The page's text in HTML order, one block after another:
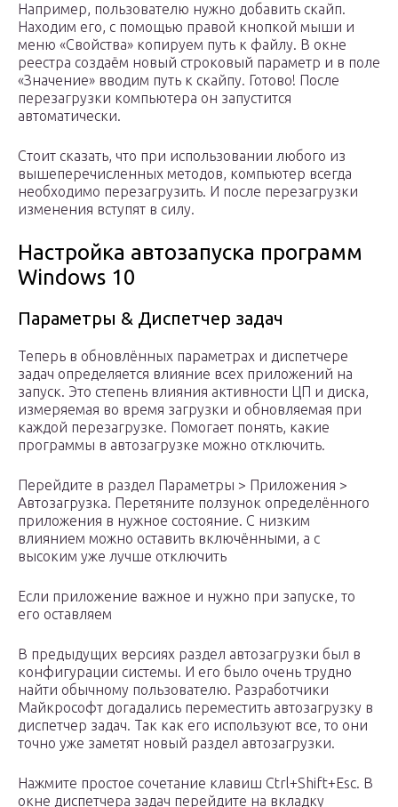
Например, пользователю нужно добавить скайп.
Находим его, с помощью правой кнопкой мыши и
меню «Свойства» копируем путь к файлу. В окне
реестра создаём новый строковый параметр и в поле
«Значение» вводим путь к скайпу. Готово! После
перезагрузки компьютера он запустится
автоматически.
Стоит сказать, что при использовании любого из
вышеперечисленных методов, компьютер всегда
необходимо перезагрузить. И после перезагрузки
изменения вступят в силу.
Настройка автозапуска программ
Windows 10
Параметры & Диспетчер задач
Теперь в обновлённых параметрах и диспетчере
задач определяется влияние всех приложений на
запуск. Это степень влияния активности ЦП и диска,
измеряемая во время загрузки и обновляемая при
каждой перезагрузке. Помогает понять, какие
программы в автозагрузке можно отключить.
Перейдите в раздел Параметры > Приложения >
Автозагрузка. Перетяните ползунок определённого
приложения в нужное состояние. С низким
влиянием можно оставить включёнными, а с
высоким уже лучше отключить
Если приложение важное и нужно при запуске, то
его оставляем
В предыдущих версиях раздел автозагрузки был в
конфигурации системы. И его было очень трудно
найти обычному пользователю. Разработчики
Майкрософт догадались переместить автозагрузку в
диспетчер задач. Так как его используют все, то они
точно уже заметят новый раздел автозагрузки.
Нажмите простое сочетание клавиш Ctrl+Shift+Esc. В
окне диспетчера задач перейдите на вкладку